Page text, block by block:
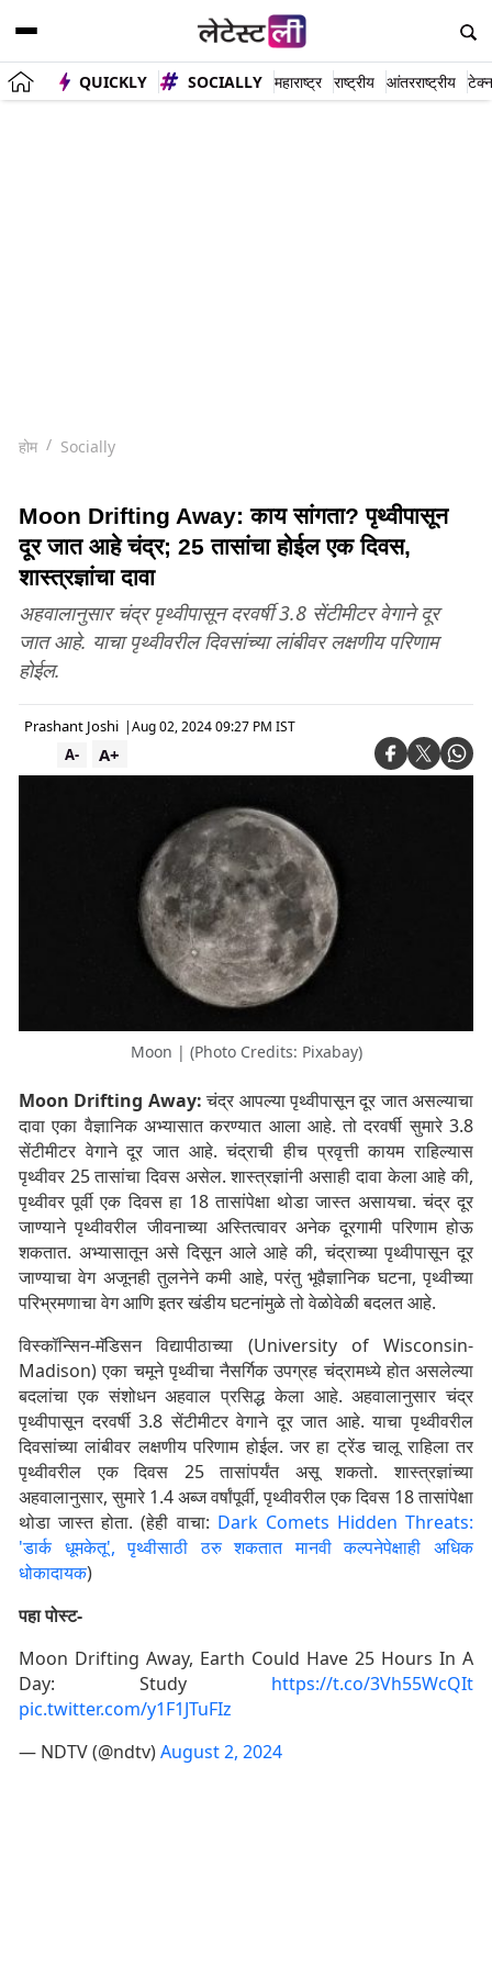
QUICKLY SOCIALLY महाराष्ट्र राष्ट्रीय आंतरराष्ट्रीय
होम Socially
Moon Drifting Away: काय सांगता? पृथ्वीपासून
दूर जात आहे चंद्र; 25 तासांचा होईल एक दिवस,
शास्त्रज्ञांचा दावा
अहवालानुसार चंद्र पृथ्वीपासून दरवर्षी 3.8 सेंटीमीटर वेगाने दूर
जात आहे. याचा पृथ्वीवरील दिवसांच्या लांबीवर लक्षणीय परिणाम
होईल.
Prashant Joshi |Aug 02, 2024 09:27 PM IST
A+
A-
Moon | (Photo Credits: Pixabay)
Moon Drifting Away:चंद्र आपल्या पृथ्वीपासून दूर जात असल्याचा
दावा एका वैज्ञानिक अभ्यासात करण्यात आला आहे. तो दरवर्षी सुमारे 3.8
सेंटीमीटर वेगाने दूर जात आहे. चंद्राची हीच प्रवृत्ती कायम राहिल्यास
पृथ्वीवर 25 तासांचा दिवस असेल. शास्त्रज्ञांनी असाही दावा केला आहे की,
पृथ्वीवर पूर्वी एक दिवस हा 18 तासांपेक्षा थोडा जास्त असायचा. चंद्र दूर
जाण्याने पृथ्वीवरील जीवनाच्या अस्तित्वावर अनेक दूरगामी परिणाम होऊ
शकतात. अभ्यासातून असे दिसून आले आहे की, चंद्राच्या पृथ्वीपासून दूर
जाण्याचा वेग अजूनही तुलनेने कमी आहे, परंतु भूवैज्ञानिक घटना, पृथ्वीच्या
परिभ्रमणाचा वेग आणि इतर खंडीय घटनांमुळे तो वेळोवेळी बदलत आहे.
विस्कॉन्सिन-मॅडिसन विद्यापीठाच्या (University of Wisconsin-
Madison) एका चमूने पृथ्वीचा नैसर्गिक उपग्रह चंद्रामध्ये होत असलेल्या
बदलांचा एक संशोधन अहवाल प्रसिद्ध केला आहे. अहवालानुसार चंद्र
पृथ्वीपासून दरवर्षी 3.8 सेंटीमीटर वेगाने दूर जात आहे. याचा पृथ्वीवरील
दिवसांच्या लांबीवर लक्षणीय परिणाम होईल. जर हा ट्रेंड चालू राहिला तर
पृथ्वीवरील एक दिवस 25 तासांपर्यंत असू शकतो. शास्त्रज्ञांच्या
अहवालानुसार, सुमारे 1.4 अब्ज वर्षांपूर्वी, पृथ्वीवरील एक दिवस 18 तासांपेक्षा
थोडा जास्त होता. (हेही वाचा: Dark Comets Hidden Threats:
'डार्क धूमकेतू', पृथ्वीसाठी ठरु शकतात मानवी कल्पनेपेक्षाही अधिक
धोकादायक)
पहा पोस्ट-
Moon Drifting Away, Earth Could Have 25 Hours In A
Day: Study https://t.co/3Vh55WcQIt
pic.twitter.com/y1F1JTuFIz
— NDTV (@ndtv)August 2, 2024